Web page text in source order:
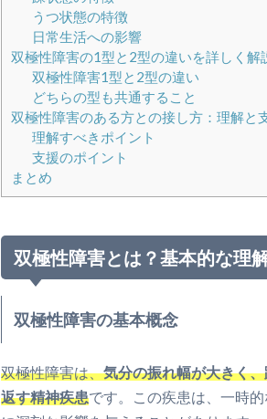
うつ状態の特徴
日常生活への影響
双極性障害の1型と2型の違いを詳しく解
双極性障害1型と2型の違い
どちらの型も共通すること
双極性障害のある方との接し方：理解と
理解すべきポイント
支援のポイント
まとめ
双極性障害とは？基本的な理
双極性障害の基本概念
双極性障害は、気分の振れ幅が大きく
返す精神疾患です。この疾患は、一時